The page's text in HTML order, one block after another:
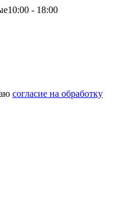
10:00 - 18:00
согласие на обработку